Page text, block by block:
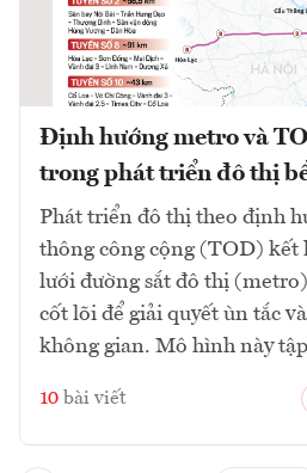
Định hướng metro và
trong phát triển đô thị
Phát triển đô thị theo định
thông công cộng (TOD) kết
lưới đường sắt đô thị
cốt lõi để giải quyết ùn tắc
không gian. Mô hình này
10 bài viết